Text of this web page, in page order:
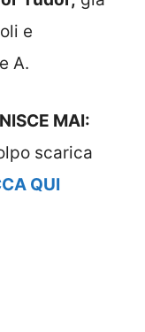
e
A.
MAI:
scarica
QUI